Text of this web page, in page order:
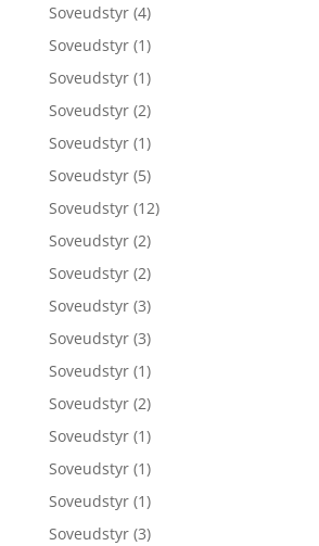
Soveudstyr (4)
Soveudstyr (1)
Soveudstyr (1)
Soveudstyr (2)
Soveudstyr (1)
Soveudstyr (5)
Soveudstyr (12)
Soveudstyr (2)
Soveudstyr (2)
Soveudstyr (3)
Soveudstyr (3)
Soveudstyr (1)
Soveudstyr (2)
Soveudstyr (1)
Soveudstyr (1)
Soveudstyr (1)
Soveudstyr (3)